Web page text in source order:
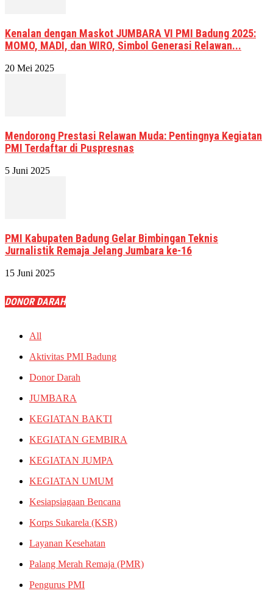
Kenalan dengan Maskot JUMBARA VI PMI Badung 2025:
MOMO, MADI, dan WIRO, Simbol Generasi Relawan...
20 Mei 2025
Mendorong Prestasi Relawan Muda: Pentingnya Kegiatan
PMI Terdaftar di Puspresnas
5 Juni 2025
PMI Kabupaten Badung Gelar Bimbingan Teknis
Jurnalistik Remaja Jelang Jumbara ke-16
15 Juni 2025
DONOR DARAH
All
Aktivitas PMI Badung
Donor Darah
JUMBARA
KEGIATAN BAKTI
KEGIATAN GEMBIRA
KEGIATAN JUMPA
KEGIATAN UMUM
Kesiapsiagaan Bencana
Korps Sukarela (KSR)
Layanan Kesehatan
Palang Merah Remaja (PMR)
Pengurus PMI